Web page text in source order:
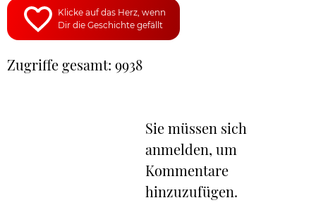
Klicke auf das Herz, wenn
Dir die Geschichte gefällt
Zugriffe gesamt: 9938
Sie müssen sich
anmelden, um
Kommentare
hinzuzufügen.